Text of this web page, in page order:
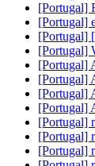
[Portugal]
[Portugal]
[Portugal]
[Portugal]
[Portugal]
[Portugal]
[Portugal]
[Portugal]
[Portugal]
[Portugal]
[Portugal]